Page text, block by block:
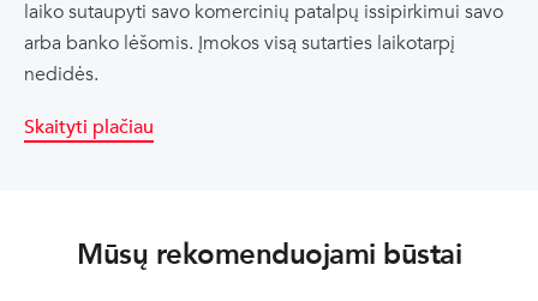
laiko sutaupyti savo komercinių patalpų issipirkimui savo
arba banko lėšomis. Įmokos visą sutarties laikotarpį
nedidės.
Skaityti plačiau
Mūsų rekomenduojami būstai